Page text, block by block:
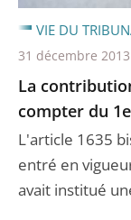
La
compter du
L'article 1635
entré en
avait institué
VIE DU
31 décembre 2013